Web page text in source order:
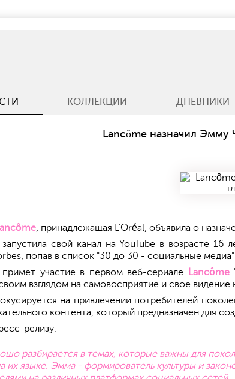
КОЛЛЕКЦИИ ДНЕВНИКИ
Lancôme назначил
, принадлежащая L'Oréal, объявила о
свой канал на YouTube в возрасте
попав в список "30 до 30 - социальные медиа"
участие в первом веб-сериале
Lancôme
взглядом на самовосприятие и свое видение
на привлечении потребителей
контента, который предназначен для
релизу:
разбирается в темах, которые важны для
их языке. Эмма - формирователь культуры и